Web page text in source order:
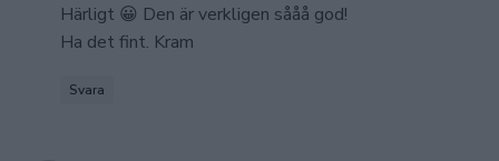
Härligt 😀 Den är verkligen sååå god!
Ha det fint. Kram
Svara